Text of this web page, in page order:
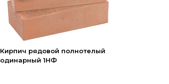
Кирпич рядовой полнотелый
одинарный 1НФ